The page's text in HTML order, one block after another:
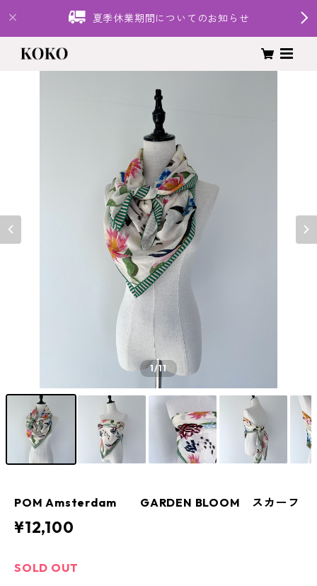
夏季休業期間についてのお知らせ
1/11
POM Amsterdam GARDEN BLOOM スカーフ
¥12,100
SOLD OUT